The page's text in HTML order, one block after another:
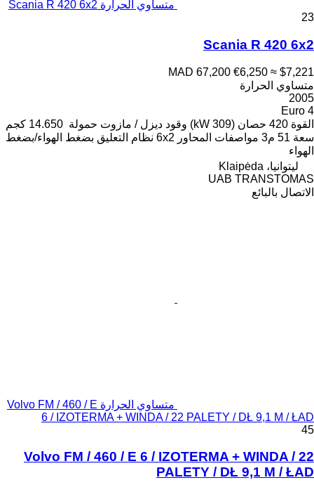
متساوي الحرارة Scania R 420 6x2
23
Scania R 420 6x2
MAD 67,200 €6,250 ≈ $7,221
متساوي الحرارة
2005
Euro 4
القوة 420 حصان (309 kW) وقود ديزل / مازوت حمولة 14.650 كجم
سعة 51 م3 مواصفات المحاور 6x2 نظام التعليق بضغط الهواء/بضغط
الهواء
ليتوانيا، Klaipėda
UAB TRANSTOMAS
الاتصال بالبائع
متساوي الحرارة Volvo FM / 460 / E
6 / IZOTERMA + WINDA / 22 PALETY / DŁ 9,1 M / ŁAD
45
Volvo FM / 460 / E 6 / IZOTERMA + WINDA / 22
PALETY / DŁ 9,1 M / ŁAD